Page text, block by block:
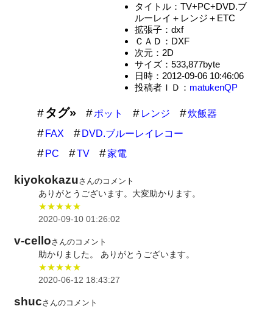
タイトル：TV+PC+DVD.ブ
ルーレイ＋レンジ＋ETC
拡張子：dxf
ＣＡＤ：DXF
次元：2D
サイズ：533,877byte
日時：2012-09-06 10:46:06
投稿者ＩＤ： matukenQP
タグ» ポット レンジ
炊飯器
FAX
DVD.ブルーレイレコー
PC
TV 家電
kiyokokazuさんのコメント
ありがとうございます。大変助かります。
★★★★★
2020-09-10 01:26:02
v-celloさんのコメント
助かりました。 ありがとうございます。
★★★★★
2020-06-12 18:43:27
shucさんのコメント